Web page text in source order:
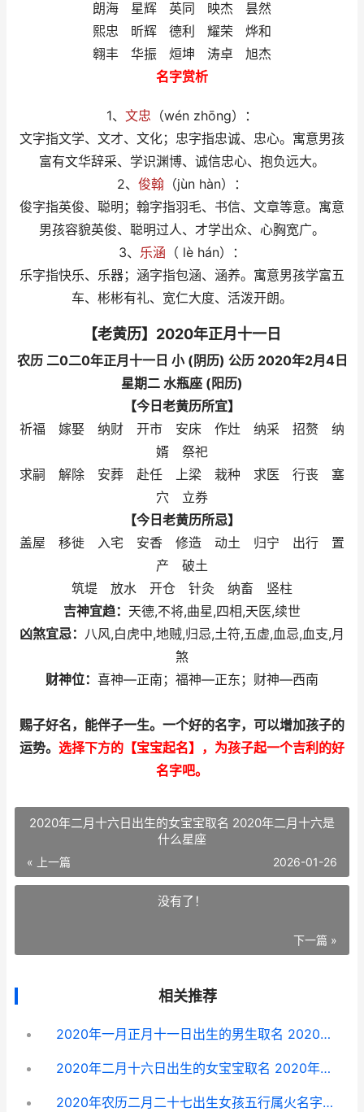
朗海 星辉 英同 映杰 昙然
熙忠 昕辉 德利 耀荣 烨和
翱丰 华振 烜坤 涛卓 旭杰
名字赏析
1、 文忠 （wén zhōng）：
文字指文学、文才、文化；忠字指忠诚、忠心。寓意男孩
富有文华辞采、学识渊博、诚信忠心、抱负远大。
2、 俊翰 （jùn hàn）：
俊字指英俊、聪明；翰字指羽毛、书信、文章等意。寓意
男孩容貌英俊、聪明过人、才学出众、心胸宽广。
3、 乐涵 （ lè hán）：
乐字指快乐、乐器；涵字指包涵、涵养。寓意男孩学富五
车、彬彬有礼、宽仁大度、活泼开朗。
【老黄历】2020年正月十一日
农历 二0二0年正月十一日 小 (阴历) 公历 2020年2月4日
星期二 水瓶座 (阳历)
【今日老黄历所宜】
祈福 嫁娶 纳财 开市 安床 作灶 纳采 招赘 纳
婿 祭祀
求嗣 解除 安葬 赴任 上梁 栽种 求医 行丧 塞
穴 立券
【今日老黄历所忌】
盖屋 移徙 入宅 安香 修造 动土 归宁 出行 置
产 破土
筑堤 放水 开仓 针灸 纳畜 竖柱
吉神宜趋： 天德,不将,曲星,四相,天医,续世
凶煞宜忌： 八风,白虎中,地贼,归忌,土符,五虚,血忌,血支,月
煞
财神位： 喜神—正南；福神—正东；财神—西南
赐子好名，能伴子一生。一个好的名字，可以增加孩子的
运势。 选择下方的【宝宝起名】，为孩子起一个吉利的好
名字吧。
2020年二月十六日出生的女宝宝取名 2020年二月十六是
什么星座
« 上一篇 2026-01-26
没有了！
下一篇 »
相关推荐
2020年一月正月十一日出生的男生取名 2020年的正月
2020年二月十六日出生的女宝宝取名 2020年二月十六是什么星座
2020年农历二月二十七出生女孩五行属火名字主推 2020年农历二月十六乔迁好吗